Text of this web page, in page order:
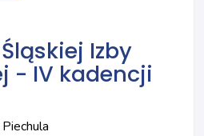
Izby
- IV kadencji